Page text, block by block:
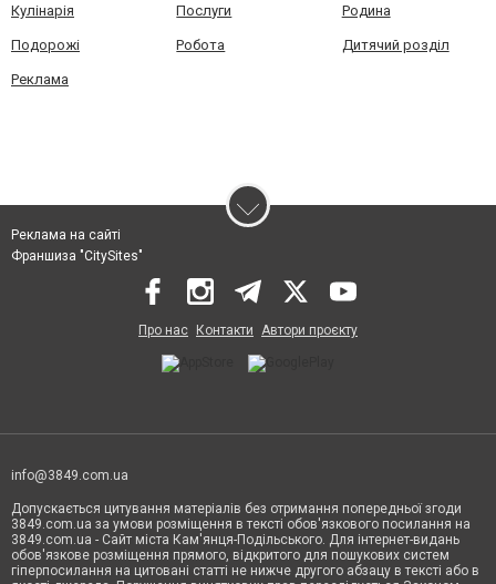
Кулінарія Послуги Родина
Подорожі Робота Дитячий розділ
Реклама
Реклама на сайті
Франшиза "CitySites"
Про нас Контакти Автори проєкту
info@3849.com.ua
Допускається цитування матеріалів без отримання попередньої згоди
3849.com.ua за умови розміщення в тексті обов'язкового посилання на
3849.com.ua - Сайт міста Кам'янця-Подільського. Для інтернет-видань
обов'язкове розміщення прямого, відкритого для пошукових систем
гіперпосилання на цитовані статті не нижче другого абзацу в тексті або в